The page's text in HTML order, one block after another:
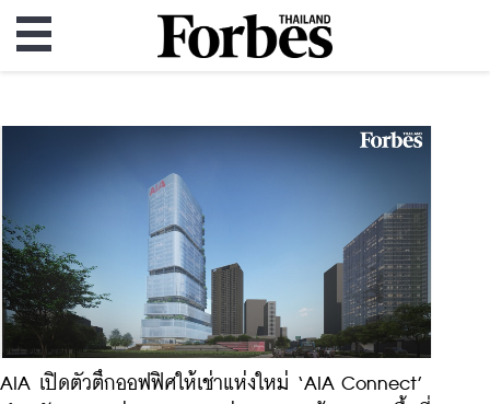
AIA เปิดตัวตึกออฟฟิศให้เช่าแห่งใหม่ ‘AIA Connect’